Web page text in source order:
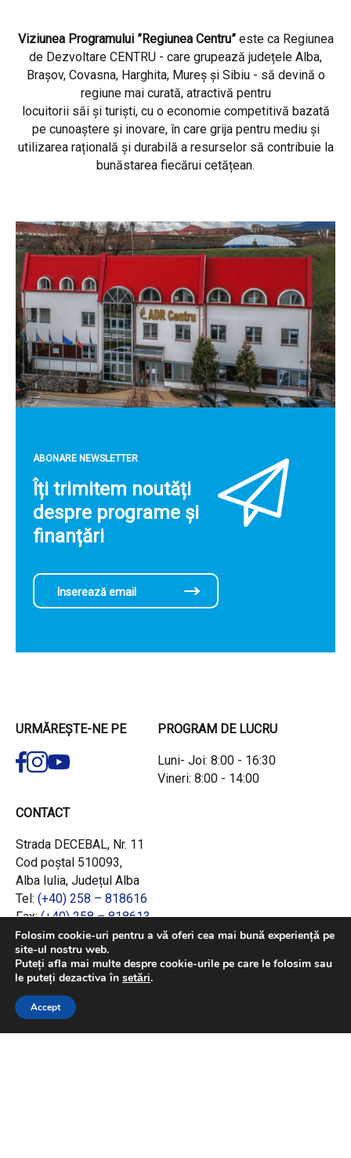
Viziunea Programului ”Regiunea Centru”este ca Regiunea
de Dezvoltare CENTRU - care grupează județele Alba,
Brașov, Covasna, Harghita, Mureș și Sibiu - să devină o
regiune mai curată, atractivă pentru
locuitorii săi și turiști, cu o economie competitivă bazată
pe cunoaștere și inovare, în care grija pentru mediu și
utilizarea rațională și durabilă a resurselor să contribuie la
bunăstarea fiecărui cetățean.
ABONARE NEWSLETTER
Îți trimitem noutăți
despre programe și
finanțări
URMĂREȘTE-NE PE PROGRAM DE LUCRU
Luni- Joi: 8:00 - 16:30
Vineri: 8:00 - 14:00
CONTACT
Strada DECEBAL, Nr. 11
Cod poștal 510093,
Alba Iulia, Județul Alba
Tel: (+40) 258 – 818616
Fax:(+40) 258 – 818613
Email:office@adrcentru.ro
LINK-URI RAPIDE
Consiliul European
Jurnalul Oficial al Uniunii Europene
Folosim cookie-uri pentru a vă oferi cea mai bună experiență pe
site-ul nostru web.
Puteți afla mai multe despre cookie-urile pe care le folosim sau
le puteți dezactiva în setări.
Accept